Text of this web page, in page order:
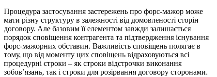
Процедура застосування застережень про форс-мажор може
мати різну структуру в залежності від домовленості сторін
договору. Але базовим її елементом завжди залишається
порядок сповіщення контрагента та підтвердження існування
форс-мажорних обставин. Важливість сповіщень полягає в
тому, що від моменту цих сповіщень відраховуються всі
процедурні строки – як строки відстрочки виконання
зобов’язань, так і строки для розірвання договору сторонами.